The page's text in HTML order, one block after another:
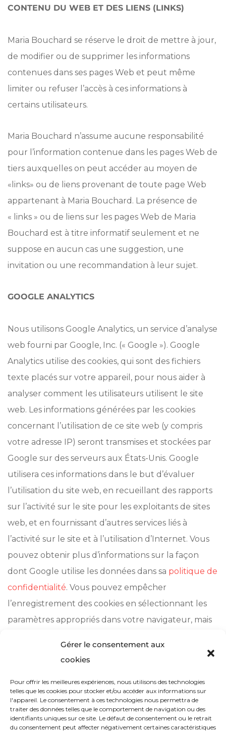
Gérer le consentement aux
cookies
Pour offrir les meilleures expériences, nous utilisons des technologies
telles que les cookies pour stocker et/ou accéder aux informations sur
l'appareil. Le consentement à ces technologies nous permettra de
traiter des données telles que le comportement de navigation ou des
identifiants uniques sur ce site. Le défaut de consentement ou le retrait
du consentement peut affecter négativement certaines caractéristiques
CONTENU DU WEB ET DES LIENS (LINKS)
Maria Bouchard se réserve le droit de mettre à jour,
de modifier ou de supprimer les informations
contenues dans ses pages Web et peut même
limiter ou refuser l’accès à ces informations à
certains utilisateurs.
Maria Bouchard n’assume aucune responsabilité
pour l’information contenue dans les pages Web de
tiers auxquelles on peut accéder au moyen de
«links» ou de liens provenant de toute page Web
appartenant à Maria Bouchard. La présence de
« links » ou de liens sur les pages Web de Maria
Bouchard est à titre informatif seulement et ne
suppose en aucun cas une suggestion, une
invitation ou une recommandation à leur sujet.
GOOGLE ANALYTICS
Nous utilisons Google Analytics, un service d’analyse
web fourni par Google, Inc. (« Google »). Google
Analytics utilise des cookies, qui sont des fichiers
texte placés sur votre appareil, pour nous aider à
analyser comment les utilisateurs utilisent le site
web. Les informations générées par les cookies
concernant l’utilisation de ce site web (y compris
votre adresse IP) seront transmises et stockées par
Google sur des serveurs aux États-Unis. Google
utilisera ces informations dans le but d’évaluer
l’utilisation du site web, en recueillant des rapports
sur l’activité sur le site pour les exploitants de sites
web, et en fournissant d’autres services liés à
l’activité sur le site et à l’utilisation d’Internet. Vous
pouvez obtenir plus d’informations sur la façon
dont Google utilise les données dans sa politique de
confidentialité. Vous pouvez empêcher
l’enregistrement des cookies en sélectionnant les
paramètres appropriés dans votre navigateur, mais